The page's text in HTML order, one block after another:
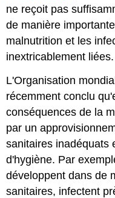
ne reçoit pas
de manière
malnutrition et les
inextricablement liées.
L'Organisation
récemment conclu
conséquences de la
par un
sanitaires inadéquats
d'hygiène. Par
développent dans de
sanitaires, infectent